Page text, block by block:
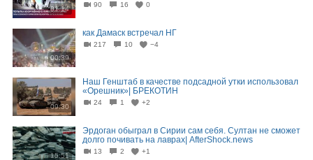
01:14
90 16 0
00:39
как Дамаск встречал НГ
217 10 −4
09:30
Наш Генштаб в качестве подсадной утки использовал
«Орешник»| БРЕКОТИН
24 1 +2
15:51
Эрдоган обыграл в Сирии сам себя. Султан не сможет
долго почивать на лаврах| AfterShock.news
13 2 +1